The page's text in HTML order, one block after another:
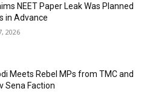
NEET Paper Leak Was Planned
in Advance
2026
Meets Rebel MPs from TMC and
Sena Faction